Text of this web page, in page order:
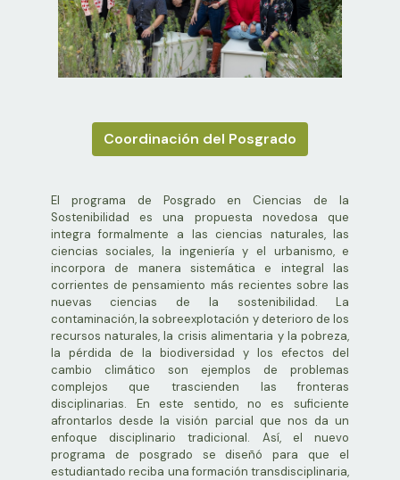
Coordinación del Posgrado
El programa de Posgrado en Ciencias de la
Sostenibilidad es una propuesta novedosa que
integra formalmente a las ciencias naturales, las
ciencias sociales, la ingeniería y el urbanismo, e
incorpora de manera sistemática e integral las
corrientes de pensamiento más recientes sobre las
nuevas ciencias de la sostenibilidad. La
contaminación, la sobreexplotación y deterioro de los
recursos naturales, la crisis alimentaria y la pobreza,
la pérdida de la biodiversidad y los efectos del
cambio climático son ejemplos de problemas
complejos que trascienden las fronteras
disciplinarias. En este sentido, no es suficiente
afrontarlos desde la visión parcial que nos da un
enfoque disciplinario tradicional. Así, el nuevo
programa de posgrado se diseñó para que el
estudiantado reciba una formación transdisciplinaria,